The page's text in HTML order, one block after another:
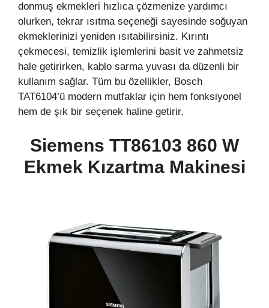
donmuş ekmekleri hızlıca çözmenize yardımcı
olurken, tekrar ısıtma seçeneği sayesinde soğuyan
ekmeklerinizi yeniden ısıtabilirsiniz. Kırıntı
çekmecesi, temizlik işlemlerini basit ve zahmetsiz
hale getirirken, kablo sarma yuvası da düzenli bir
kullanım sağlar. Tüm bu özellikler, Bosch
TAT6104’ü modern mutfaklar için hem fonksiyonel
hem de şık bir seçenek haline getirir.
Siemens TT86103 860 W
Ekmek Kızartma Makinesi